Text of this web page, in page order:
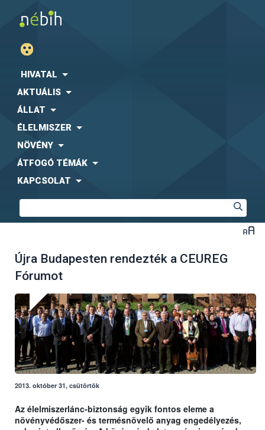
HIVATAL
AKTUÁLIS
ÁLLAT
ÉLELMISZER
NÖVÉNY
ÁTFOGÓ TÉMÁK
KAPCSOLAT
Újra Budapesten rendezték a CEUREG
Fórumot
2013. október 31, csütörtök
Az élelmiszerlánc-biztonság egyik fontos eleme a
növényvédőszer- és termésnövelő anyag engedélyezés,